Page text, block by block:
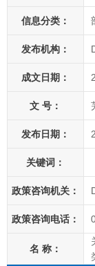
信息分类：
发布机构：
成文日期：
文 号：
发布日期：
关键词：
政策咨询机关：
政策咨询电话：
名 称：